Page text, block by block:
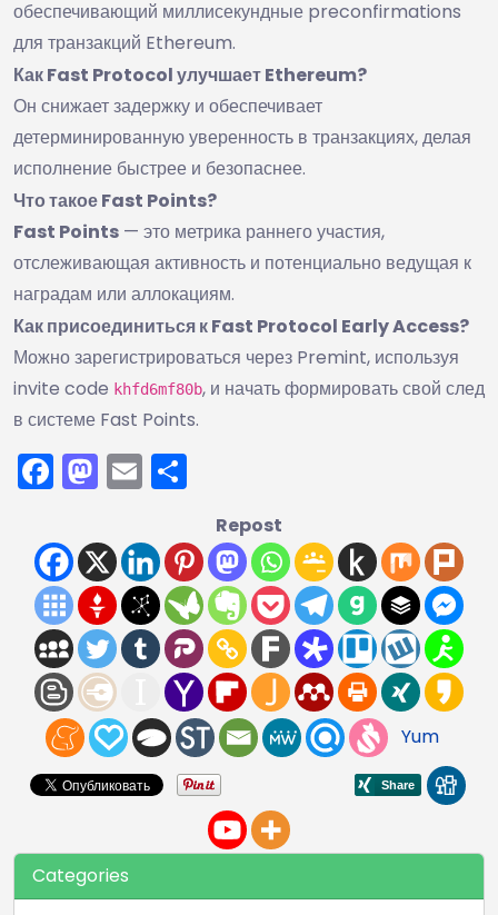
обеспечивающий миллисекундные preconfirmations
для транзакций Ethereum.
Как Fast Protocol улучшает Ethereum?
Он снижает задержку и обеспечивает
детерминированную уверенность в транзакциях, делая
исполнение быстрее и безопаснее.
Что такое Fast Points?
Fast Points — это метрика раннего участия,
отслеживающая активность и потенциально ведущая к
наградам или аллокациям.
Как присоединиться к Fast Protocol Early Access?
Можно зарегистрироваться через Premint, используя
invite code khfd6mf80b, и начать формировать свой след
в системе Fast Points.
Facebook
Mastodon
Email
Repost
Yum
Categories